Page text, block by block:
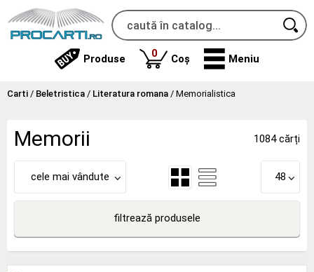
Produse 0produse
Coș Meniu
Carti / Beletristica / Literatura romana / Memorialistica
Memorii 1084 cărți
cele mai vândute 48
filtrează produsele